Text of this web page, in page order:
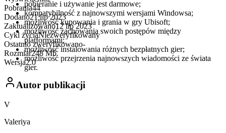
pobieranie i używanie jest darmowe;
kompatybilność z najnowszymi wersjami Windowsa;
możliwość kupowania i grania w gry Ubisoft;
możliwość zachowania swoich postępów między
platformami;
możliwość instalowania różnych bezpłatnych gier;
możliwość przejrzenia najnowszych wiadomości ze świata
gier.
Pobrania44
Dodano21 lip 2023
Zaktualizowano12 lip 2023
Cykl życiaNiezweryfikowany
Ostatnio zweryfikowano-
Rozmiar248 Mb
Wersja2.0
Autor publikacji
V
Valeriya